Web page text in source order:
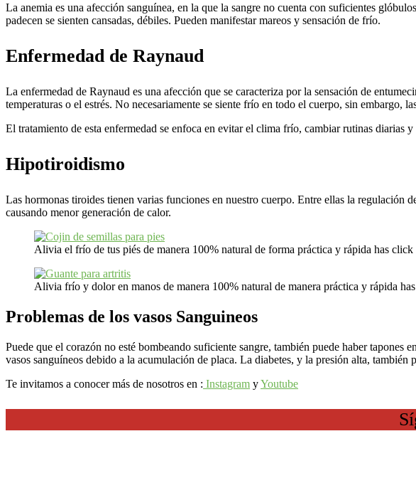
La anemia es una afección sanguínea, en la que la sangre no cuenta con suficientes
padecen se sienten cansadas, débiles. Pueden manifestar mareos y sensación de frío.
Enfermedad de Raynaud
La enfermedad de Raynaud es una afección que se caracteriza por la sensación de
temperaturas o el estrés. No necesariamente se siente frío en todo el cuerpo, sin embargo,
El tratamiento de esta enfermedad se enfoca en evitar el clima frío, cambiar rutinas diarias
Hipotiroidismo
Las hormonas tiroides tienen varias funciones en nuestro cuerpo. Entre ellas la regulación
causando menor generación de calor.
Alivia el frío de tus piés de manera 100% natural de forma práctica y rápida has click
Alivia frío y dolor en manos de manera 100% natural de manera práctica y rápida
Problemas de los vasos Sanguineos
Puede que el corazón no esté bombeando suficiente sangre, también puede haber
vasos sanguíneos debido a la acumulación de placa. La diabetes, y la presión alta, también
Te invitamos a conocer más de nosotros en : Instagram yYoutube